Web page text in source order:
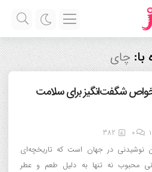
با:چای
شگفت‌انگیز برای سلامت
0
382
نوشیدنی در جهان است که تاریخچه‌ای
محبوب نه تنها به دلیل طعم و عطر